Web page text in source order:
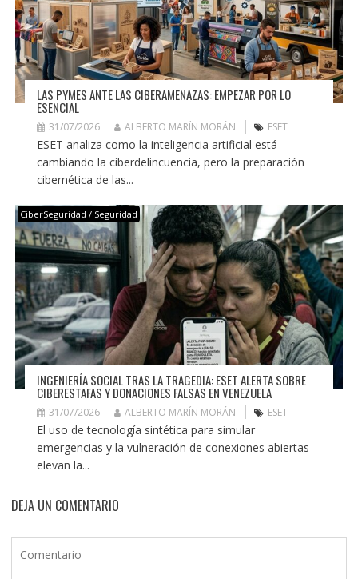
LAS PYMES ANTE LAS CIBERAMENAZAS: EMPEZAR POR LO
ESENCIAL
31/07/2026 ALBERTO MARÍN MORÁN ESET
ESET analiza como la inteligencia artificial está
cambiando la ciberdelincuencia, pero la preparación
cibernética de las...
CiberSeguridad / Seguridad
INGENIERÍA SOCIAL TRAS LA TRAGEDIA: ESET ALERTA SOBRE
CIBERESTAFAS Y DONACIONES FALSAS EN VENEZUELA
31/07/2026 ALBERTO MARÍN MORÁN ESET
El uso de tecnología sintética para simular
emergencias y la vulneración de conexiones abiertas
elevan la...
DEJA UN COMENTARIO